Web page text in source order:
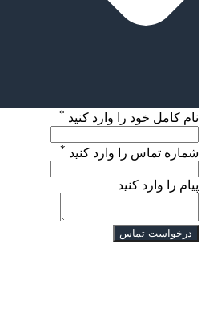
نام کامل خود را وارد کنید *
شماره تماس را وارد کنید *
پیام را وارد کنید